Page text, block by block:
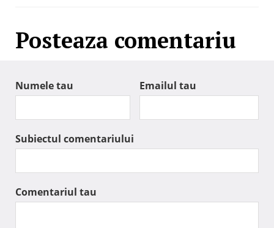
Posteaza comentariu
Numele tau Emailul tau
Subiectul comentariului
Comentariul tau